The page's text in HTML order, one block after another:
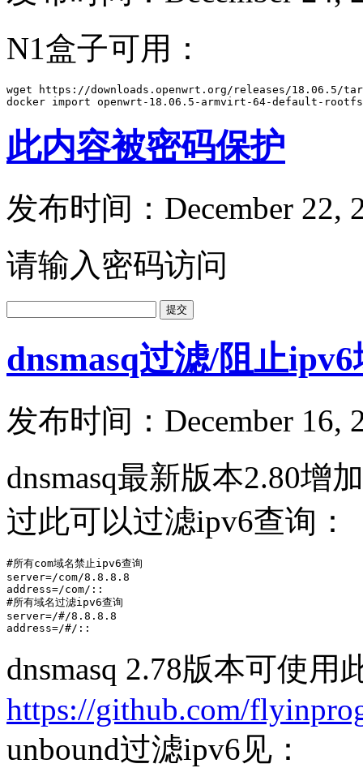
N1盒子可用：
wget https://downloads.openwrt.org/releases/
docker import openwrt-18.06.5-armvirt-64-default-
此内容被密码保护
发布时间：December 22,
请输入密码访问
dnsmasq过滤/阻止
发布时间：December 16,
dnsmasq最新版本2.80增
过此可以过滤ipv6查询：
#所有com域名禁止ipv6查询
server=/com/8.8.8.8
address=/com/::
#所有域名过滤ipv6查询
server=/#/8.8.8.8
address=/#/::
dnsmasq 2.78版本可使用
https://github.com/
unbound过滤ipv6见：